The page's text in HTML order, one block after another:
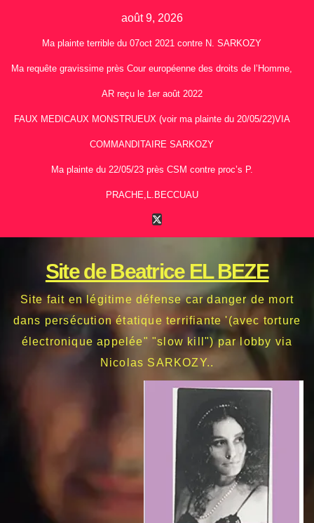
août 9, 2026
Ma plainte terrible du 07oct 2021 contre N. SARKOZY
Ma requête gravissime près Cour européenne des droits de l’Homme,
AR reçu le 1er août 2022
FAUX MEDICAUX MONSTRUEUX (voir ma plainte du 20/05/22)VIA
COMMANDITAIRE SARKOZY
Ma plainte du 22/05/23 près CSM contre proc’s P.
PRACHE,L.BECCUAU
Site de Beatrice EL BEZE
Site fait en légitime défense car danger de mort
dans persécution étatique terrifiante '(avec torture
électronique appelée" "slow kill") par lobby via
Nicolas SARKOZY..